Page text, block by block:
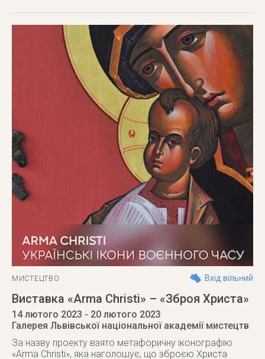
МИСТЕЦТВО Вхід вільний
Виставка «Arma Christi» – «Зброя Христа»
14 лютого 2023 - 20 лютого 2023
Галерея Львівської національної академії мистецтв
За назву проекту взято метафоричну іконографію
«Arma Christi», яка наголошує, що зброєю Христа